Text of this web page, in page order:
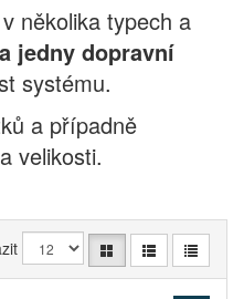
několika typech a
jedny dopravní
systému.
a případně
velikosti.